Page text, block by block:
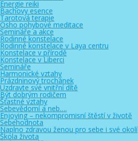
Energie reiki
Bachovy esence
Tarotová terapie
Osho pohybové meditace
Semináře a akce
Rodinné konstelace
Rodinné konstelace v Laya centru
Konstelace v přírodě
Konstelace v Liberci
Semináře
Harmonické vztahy
Prázdninový trochánek
Uzdravte své vnitřní dítě
Být dobrým rodičem
Šťastné vztahy
Sebevědomí a neb….
Enjoying – nekompromisní štěstí v životě
Sebehodnota
Naplno zdravou ženou pro sebe i své okolí
Škola života